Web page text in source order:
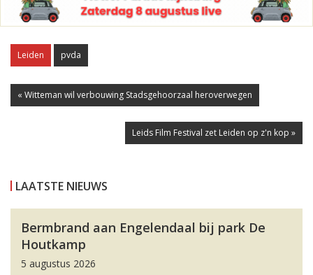
Leiden pvda
« Witteman wil verbouwing Stadsgehoorzaal heroverwegen
Leids Film Festival zet Leiden op z'n kop »
LAATSTE NIEUWS
Bermbrand aan Engelendaal bij park De
Houtkamp
5 augustus 2026